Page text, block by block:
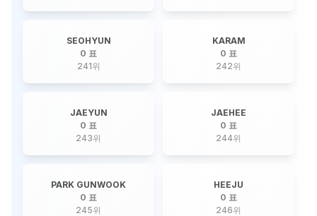
SEOHYUN
0 표
241위
KARAM
0 표
242위
JAEYUN
0 표
243위
JAEHEE
0 표
244위
PARK GUNWOOK
0 표
245위
HEEJU
0 표
246위